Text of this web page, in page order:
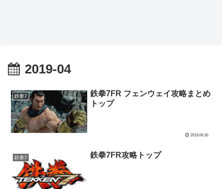
2019-04
鉄拳7
鉄拳7FR フェンウェイ攻略まとめ
トップ
2019.04.30
鉄拳7 鉄拳7FR攻略トップ